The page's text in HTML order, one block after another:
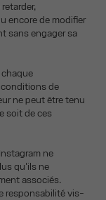
encore de modifier
sans engager sa
chaque
de
ne peut être tenu
soit de ces
ne
qu'ils ne
associés.
responsabilité vis-